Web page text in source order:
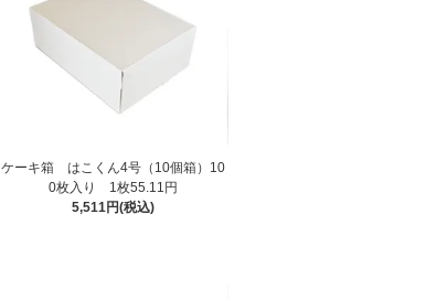
ケーキ箱 はこくん4号（10個箱）10
0枚入り 1枚55.11円
5,511円(税込)